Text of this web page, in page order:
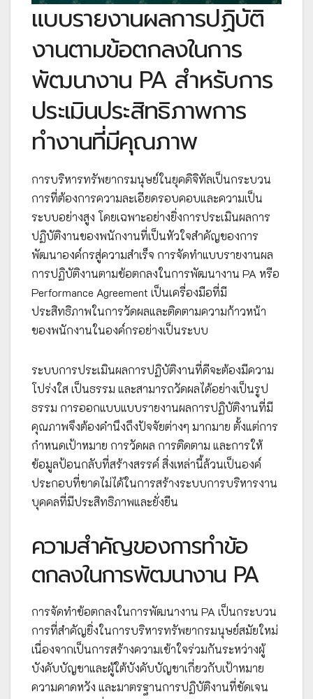
แบบรายงานผลการปฏิบัติ
งานตามข้อตกลงในการ
พัฒนางาน PA สำหรับการ
ประเมินประสิทธิภาพการ
ทำงานที่มีคุณภาพ
การบริหารทรัพยากรมนุษย์ในยุคดิจิทัลเป็นกระบวน
การที่ต้องการความละเอียดรอบคอบและความเป็น
ระบบอย่างสูง โดยเฉพาะอย่างยิ่งการประเมินผลการ
ปฏิบัติงานของพนักงานที่เป็นหัวใจสำคัญของการ
พัฒนาองค์กรสู่ความสำเร็จ การจัดทำแบบรายงานผล
การปฏิบัติงานตามข้อตกลงในการพัฒนางาน PA หรือ
Performance Agreement เป็นเครื่องมือที่มี
ประสิทธิภาพในการวัดผลและติดตามความก้าวหน้า
ของพนักงานในองค์กรอย่างเป็นระบบ
ระบบการประเมินผลการปฏิบัติงานที่ดีจะต้องมีความ
โปร่งใส เป็นธรรม และสามารถวัดผลได้อย่างเป็นรูป
ธรรม การออกแบบแบบรายงานผลการปฏิบัติงานที่มี
คุณภาพจึงต้องคำนึงถึงปัจจัยต่างๆ มากมาย ตั้งแต่การ
กำหนดเป้าหมาย การวัดผล การติดตาม และการให้
ข้อมูลป้อนกลับที่สร้างสรรค์ สิ่งเหล่านี้ล้วนเป็นองค์
ประกอบที่ขาดไม่ได้ในการสร้างระบบการบริหารงาน
บุคคลที่มีประสิทธิภาพและยั่งยืน
ความสำคัญของการทำข้อ
ตกลงในการพัฒนางาน PA
การจัดทำข้อตกลงในการพัฒนางาน PA เป็นกระบวน
การที่สำคัญยิ่งในการบริหารทรัพยากรมนุษย์สมัยใหม่
เนื่องจากเป็นการสร้างความเข้าใจร่วมกันระหว่างผู้
บังคับบัญชาและผู้ใต้บังคับบัญชาเกี่ยวกับเป้าหมาย
ความคาดหวัง และมาตรฐานการปฏิบัติงานที่ชัดเจน